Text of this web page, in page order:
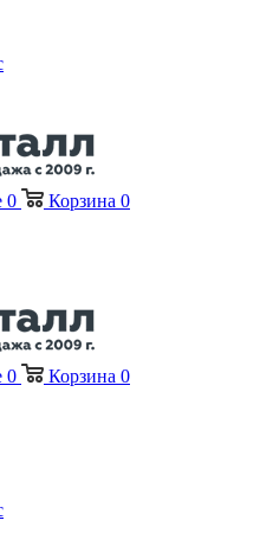
0 Корзина 0
0 Корзина 0